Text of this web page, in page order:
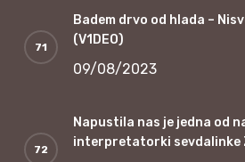
Badem drvo od hlada –
(V1DEO)
09/08/2023
Napustila nas je jedna od
interpretatorki sevdalinke